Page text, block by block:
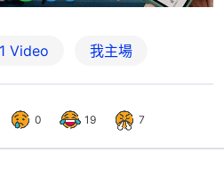
Video 我主場
0 19 7